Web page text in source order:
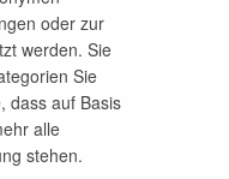
sich auf Sie!
oder zur
werden. Sie
Sie
dass auf Basis
alle
stehen.